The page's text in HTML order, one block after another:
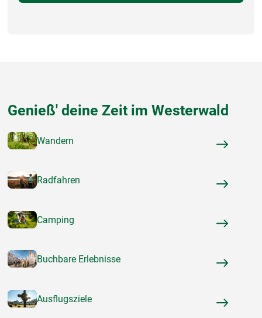
Genieß' deine Zeit im Westerwald
Wandern
Radfahren
Camping
Buchbare Erlebnisse
Ausflugsziele